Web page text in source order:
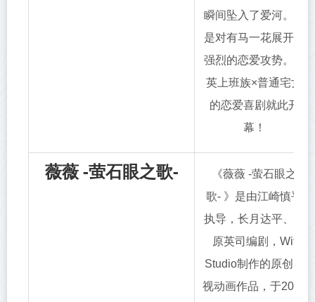
瞬间坠入了爱河。于
是对有马一花展开了
强烈的恋爱攻势。精
英上班族×普通宅女
的恋爱喜剧就此开
幕！
薇薇 -萤石眼之歌-
《薇薇 -萤石眼之
歌- 》是由江崎慎平
执导，长月达平、梅
原英司编剧，Wit
Studio制作的原创电
视动画作品，于2021